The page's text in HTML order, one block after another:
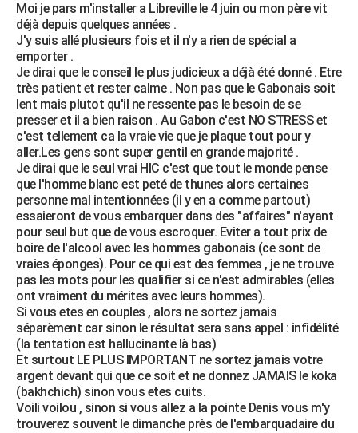
Moi je pars m'installer a Libreville le 4 juin ou mon père vit
déjà depuis quelques années .
J'y suis allé plusieurs fois et il n'y a rien de spécial a
emporter .
Je dirai que le conseil le plus judicieux a déjà été donné . Etre
très patient et rester calme . Non pas que le Gabonais soit
lent mais plutot qu'il ne ressente pas le besoin de se
presser et il a bien raison . Au Gabon c'est NO STRESS et
c'est tellement ca la vraie vie que je plaque tout pour y
aller.Les gens sont super gentil en grande majorité .
Je dirai que le seul vrai HIC c'est que tout le monde pense
que l'homme blanc est peté de thunes alors certaines
personne mal intentionnées (il y en a comme partout)
essaieront de vous embarquer dans des "affaires" n'ayant
pour seul but que de vous escroquer. Eviter a tout prix de
boire de l'alcool avec les hommes gabonais (ce sont de
vraies éponges). Pour ce qui est des femmes , je ne trouve
pas les mots pour les qualifier si ce n'est admirables (elles
ont vraiment du mérites avec leurs hommes).
Si vous etes en couples , alors ne sortez jamais
séparèment car sinon le résultat sera sans appel : infidélité
(la tentation est hallucinante là bas)
Et surtout LE PLUS IMPORTANT ne sortez jamais votre
argent devant qui que ce soit et ne donnez JAMAIS le koka
(bakhchich) sinon vous etes cuits.
Voili voilou , sinon si vous allez a la pointe Denis vous m'y
trouverez souvent le dimanche près de l'embarquadaire du